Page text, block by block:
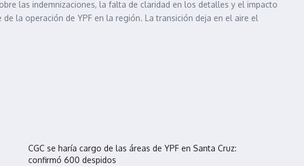
las indemnizaciones, la falta de claridad en los detalles y el impacto
la operación de YPF en la región. La transición deja en el aire el
CGC se haría cargo de las áreas de YPF en Santa Cruz:
confirmó 600 despidos